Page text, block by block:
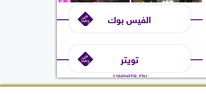
الفيس بوك
تويتر
Tweets by